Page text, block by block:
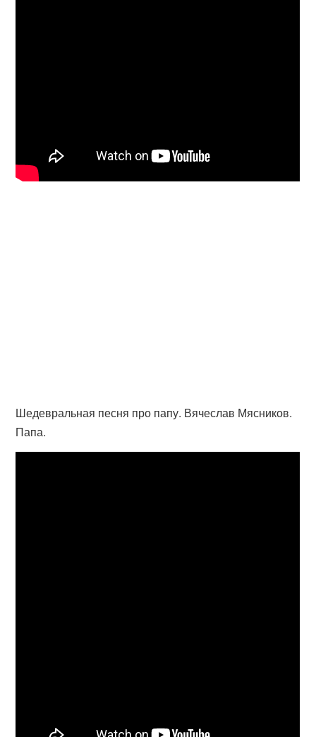
Шедевральная песня про папу. Вячеслав Мясников.
Папа.